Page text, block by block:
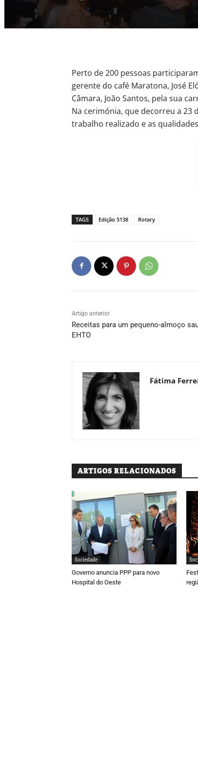
Perto de 200 pessoas
gerente do café Maratona, José
Câmara, João Santos, pela sua
Na cerimónia, que decorreu a 23
trabalho realizado e as
TAGS Edição 5138 Rotary
Artigo anterior
Receitas para um pequeno-almoço
EHTO
Fátima
ARTIGOS RELACIONADOS
Sociedade
Governo anuncia PPP para novo
Hospital do Oeste